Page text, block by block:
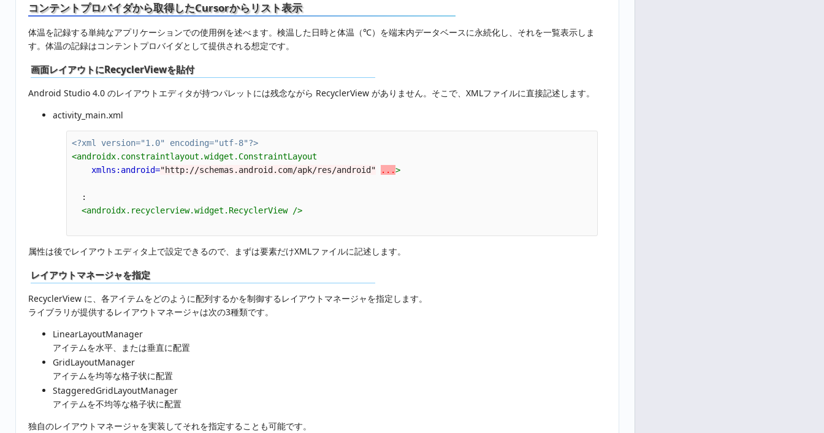
コンテントプロバイダから取得したCursorからリスト表示
体温を記録する単純なアプリケーションでの使用例を述べます。検温した日時と体温（℃）を端末内データベースに永続化し、それを一覧表示しま
す。体温の記録はコンテントプロバイダとして提供される想定です。
画面レイアウトにRecyclerViewを貼付
Android Studio 4.0 のレイアウトエディタが持つパレットには残念ながら RecyclerView がありません。そこで、XMLファイルに直接記述します。
activity_main.xml
<?xml version="1.0" encoding="utf-8"?>
<androidx.constraintlayout.widget.ConstraintLayout
xmlns:android="http://schemas.android.com/apk/res/android" ...>
  :
<androidx.recyclerview.widget.RecyclerView />
属性は後でレイアウトエディタ上で設定できるので、まずは要素だけXMLファイルに記述します。
レイアウトマネージャを指定
RecyclerView に、各アイテムをどのように配列するかを制御するレイアウトマネージャを指定します。
ライブラリが提供するレイアウトマネージャは次の3種類です。
LinearLayoutManager
アイテムを水平、または垂直に配置
GridLayoutManager
アイテムを均等な格子状に配置
StaggeredGridLayoutManager
アイテムを不均等な格子状に配置
独自のレイアウトマネージャを実装してそれを指定することも可能です。